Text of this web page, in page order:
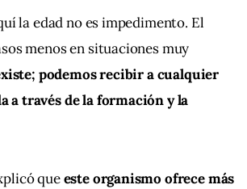
la edad no es impedimento. El
menos en situaciones muy
podemos recibir a cualquier
a través de la formación y la
que este organismo ofrece más